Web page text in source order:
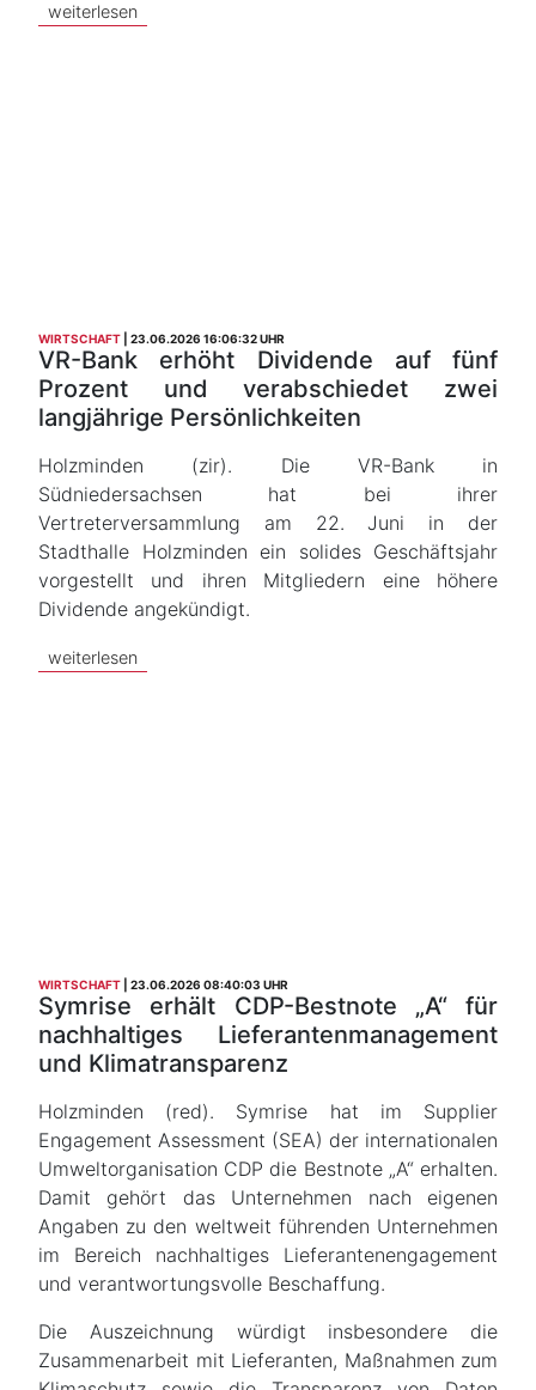
weiterlesen
WIRTSCHAFT 23.06.2026 16:06:32 UHR
VR-Bank erhöht Dividende auf fünf
Prozent und verabschiedet zwei
langjährige Persönlichkeiten
Holzminden (zir). Die VR-Bank in
Südniedersachsen hat bei ihrer
Vertreterversammlung am 22. Juni in der
Stadthalle Holzminden ein solides Geschäftsjahr
vorgestellt und ihren Mitgliedern eine höhere
Dividende angekündigt.
weiterlesen
WIRTSCHAFT 23.06.2026 08:40:03 UHR
Symrise erhält CDP-Bestnote „A“ für
nachhaltiges Lieferantenmanagement
und Klimatransparenz
Holzminden (red). Symrise hat im Supplier
Engagement Assessment (SEA) der internationalen
Umweltorganisation CDP die Bestnote „A“ erhalten.
Damit gehört das Unternehmen nach eigenen
Angaben zu den weltweit führenden Unternehmen
im Bereich nachhaltiges Lieferantenengagement
und verantwortungsvolle Beschaffung.
Die Auszeichnung würdigt insbesondere die
Zusammenarbeit mit Lieferanten, Maßnahmen zum